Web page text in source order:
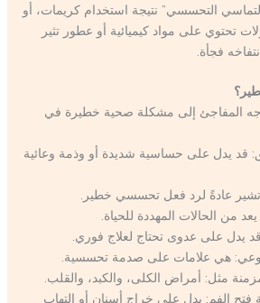
التماسي التحسسي” نتيجة استخدام كريمات، أو
تحتوي على مواد كيميائية أو عطور تثير
فجأة.
المفاجئ إلى مشكلة صحية خطيرة في
قد يدل على حساسية شديدة أو وذمة وعائية
عادةً لرد فعل تحسسي خطير.
من الحالات المهددة للحياة.
قد يدل على عدوى تحتاج لعلاج فوري.
هي علامات على صدمة تحسسية.
مثل: أمراض الكلى، والكبد، والقلب.
فتح الفم: يدل على خراج أسنان أو التهاب